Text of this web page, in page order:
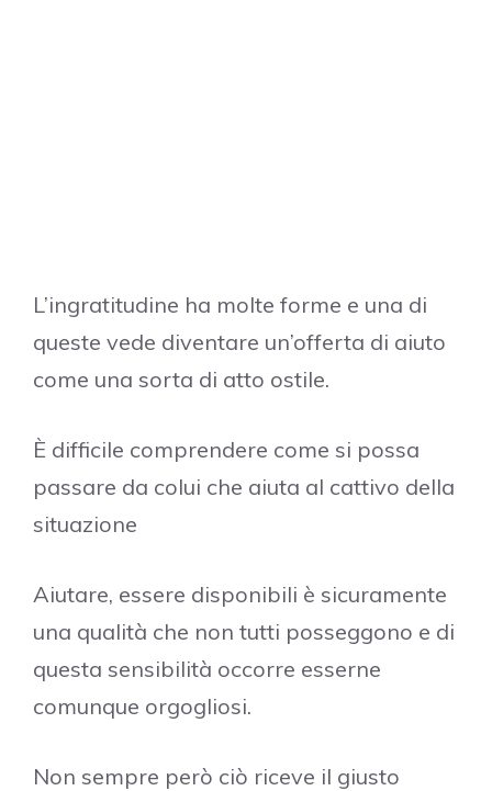
L’ingratitudine ha molte forme e una di
queste vede diventare un’offerta di aiuto
come una sorta di atto ostile.
È difficile comprendere come si possa
passare da colui che aiuta al cattivo della
situazione
Aiutare, essere disponibili è sicuramente
una qualità che non tutti posseggono e di
questa sensibilità occorre esserne
comunque orgogliosi.
Non sempre però ciò riceve il giusto